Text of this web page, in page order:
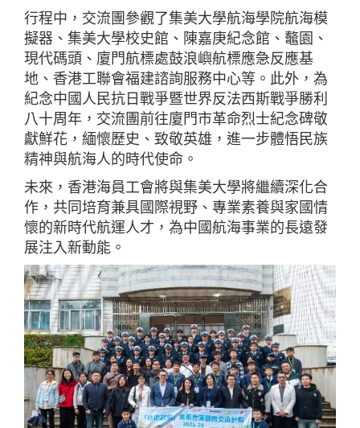
行程中，交流團參觀了集美大學航海學院航海模
擬器、集美大學校史館、陳嘉庚紀念館、鼇園、
現代碼頭、廈門航標處鼓浪嶼航標應急反應基
地、香港工聯會福建諮詢服務中心等。此外，為
紀念中國人民抗日戰爭暨世界反法西斯戰爭勝利
八十周年，交流團前往廈門市革命烈士紀念碑敬
獻鮮花，緬懷歷史、致敬英雄，進一步體悟民族
精神與航海人的時代使命。
未來，香港海員工會將與集美大學將繼續深化合
作，共同培育兼具國際視野、專業素養與家國情
懷的新時代航運人才，為中國航海事業的長遠發
展注入新動能。